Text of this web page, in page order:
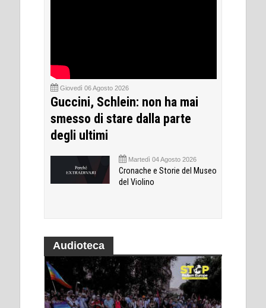
Giovedì 06 Agosto 2026
Guccini, Schlein: non ha mai
smesso di stare dalla parte
degli ultimi
Martedì 04 Agosto 2026
Cronache e Storie del Museo
del Violino
Audioteca